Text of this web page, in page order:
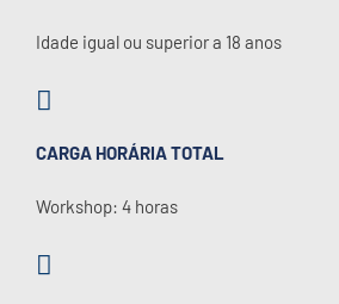
Idade igual ou superior a 18 anos
CARGA HORÁRIA TOTAL
Workshop: 4 horas